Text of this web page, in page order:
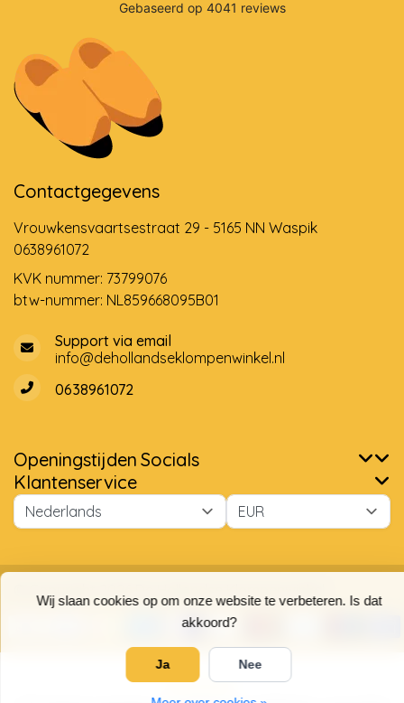
9,7
Wij slaan cookies op om onze website te verbeteren. Is dat
akkoord?
Contactgegevens
Vrouwkensvaartsestraat 29 - 5165 NN Waspik
0638961072
KVK nummer: 73799076
btw-nummer: NL859668095B01
Support via email
info@dehollandseklompenwinkel.nl
0638961072
Openingstijden Socials
Klantenservice